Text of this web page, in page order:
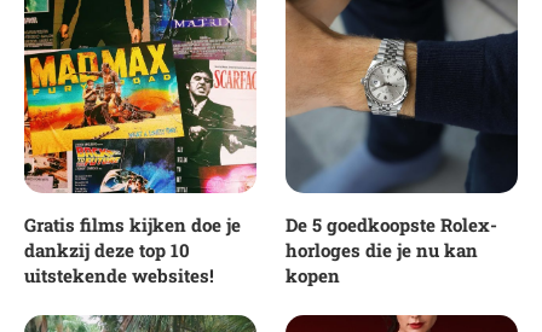
Gratis films kijken doe je
dankzij deze top 10
uitstekende websites!
De 5 goedkoopste Rolex-
horloges die je nu kan
kopen